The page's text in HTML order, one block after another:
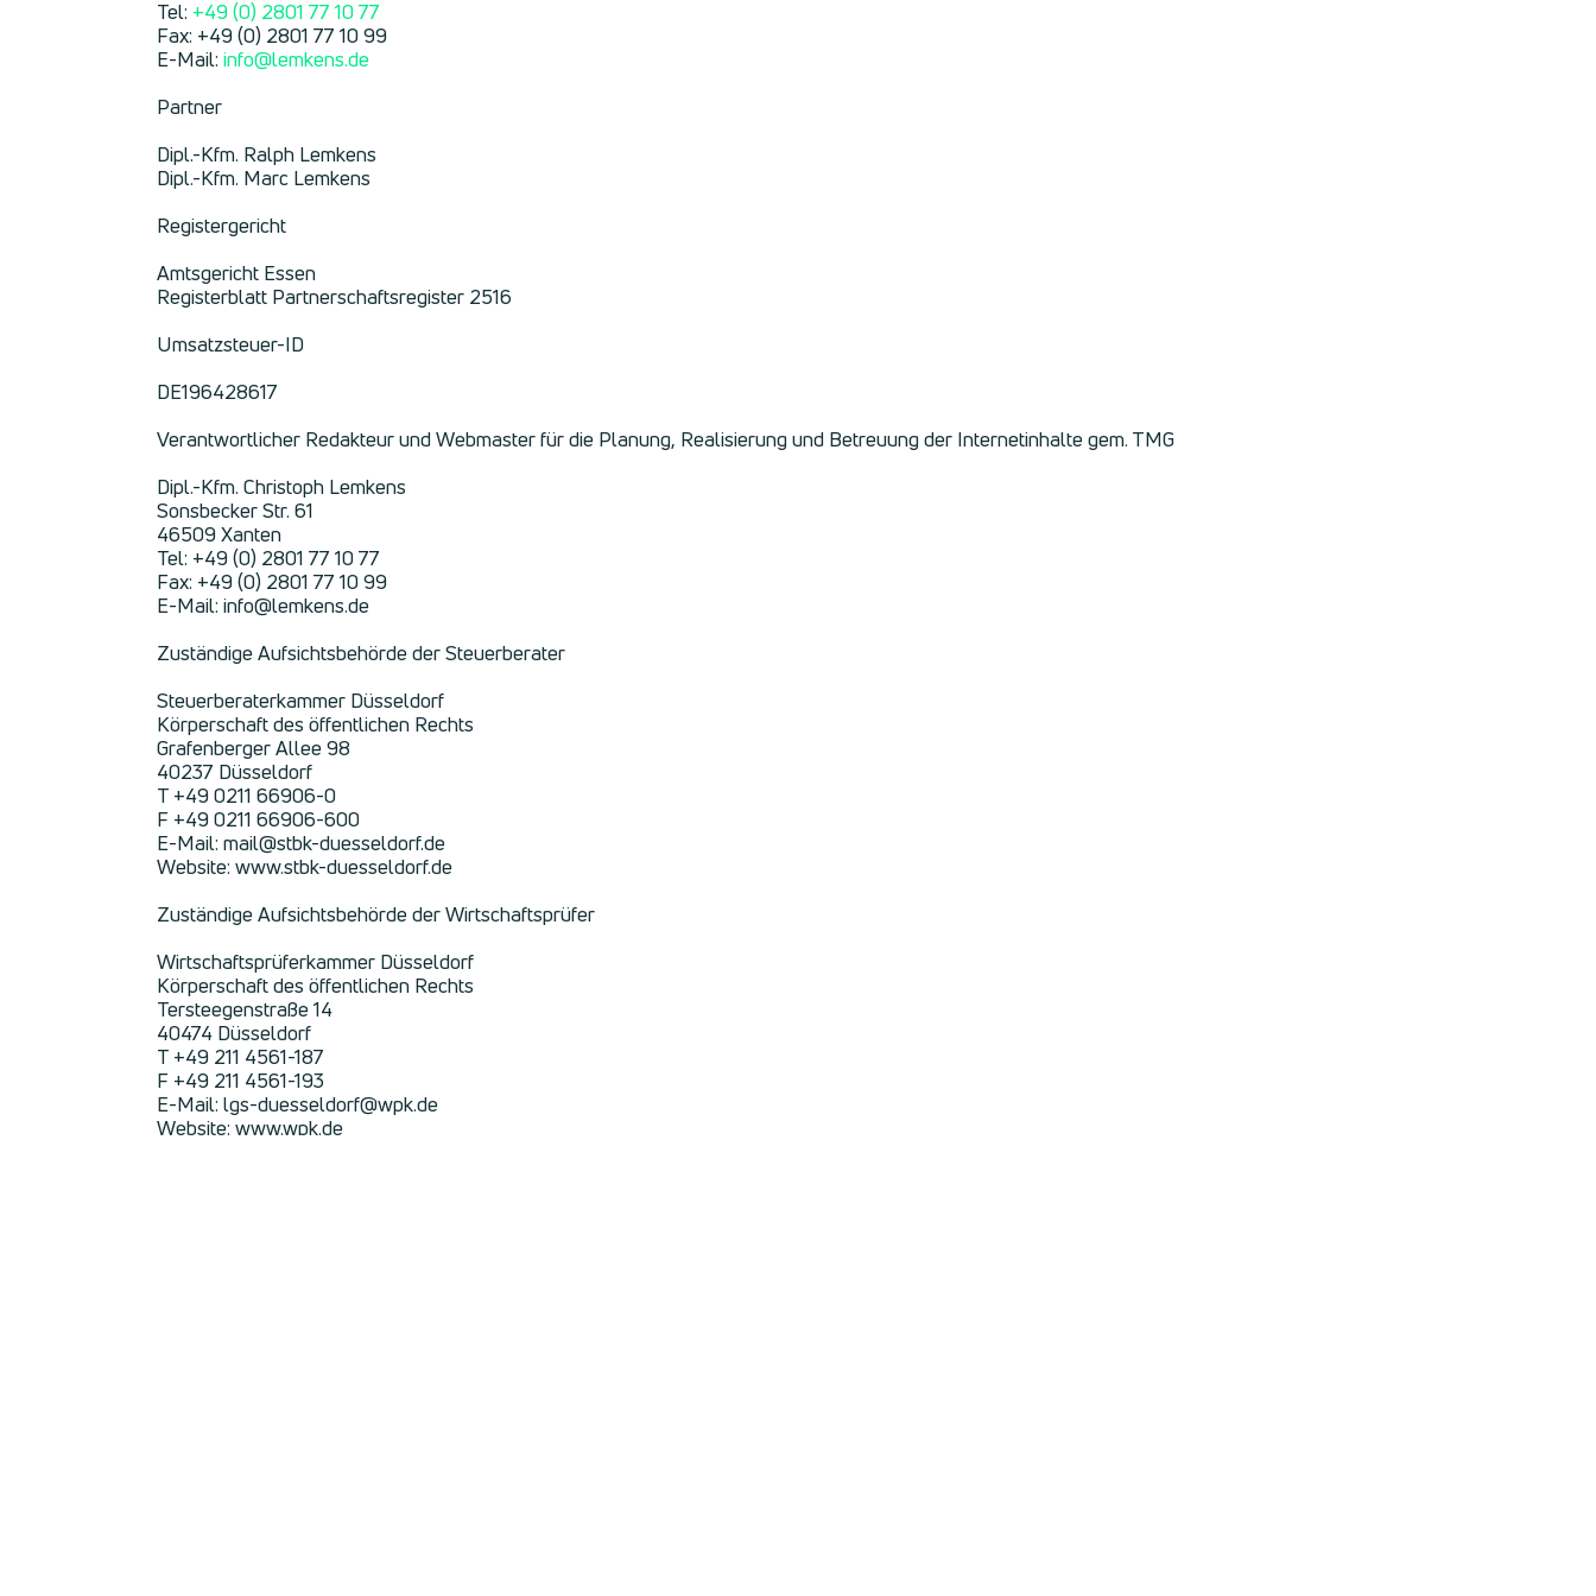
Tel: +49 (0) 2801 77 10 77
Fax: +49 (0) 2801 77 10 99
E-Mail: info@lemkens.de
Partner
Dipl.-Kfm. Ralph Lemkens
Dipl.-Kfm. Marc Lemkens
Registergericht
Amtsgericht Essen
Registerblatt Partnerschaftsregister 2516
Umsatzsteuer-ID
DE196428617
Verantwortlicher Redakteur und Webmaster für die Planung, Realisierung und Betreuung der Internetinhalte gem. TMG
Dipl.-Kfm. Christoph Lemkens
Sonsbecker Str. 61
46509 Xanten
Tel: +49 (0) 2801 77 10 77
Fax: +49 (0) 2801 77 10 99
E-Mail: info@lemkens.de
Zuständige Aufsichtsbehörde der Steuerberater
Steuerberaterkammer Düsseldorf
Körperschaft des öffentlichen Rechts
Grafenberger Allee 98
40237 Düsseldorf
T +49 0211 66906-0
F +49 0211 66906-600
E-Mail: mail@stbk-duesseldorf.de
Website: www.stbk-duesseldorf.de
Zuständige Aufsichtsbehörde der Wirtschaftsprüfer
Wirtschaftsprüferkammer Düsseldorf
Körperschaft des öffentlichen Rechts
Tersteegenstraße 14
40474 Düsseldorf
T +49 211 4561-187
F +49 211 4561-193
E-Mail: lgs-duesseldorf@wpk.de
Website: www.wpk.de